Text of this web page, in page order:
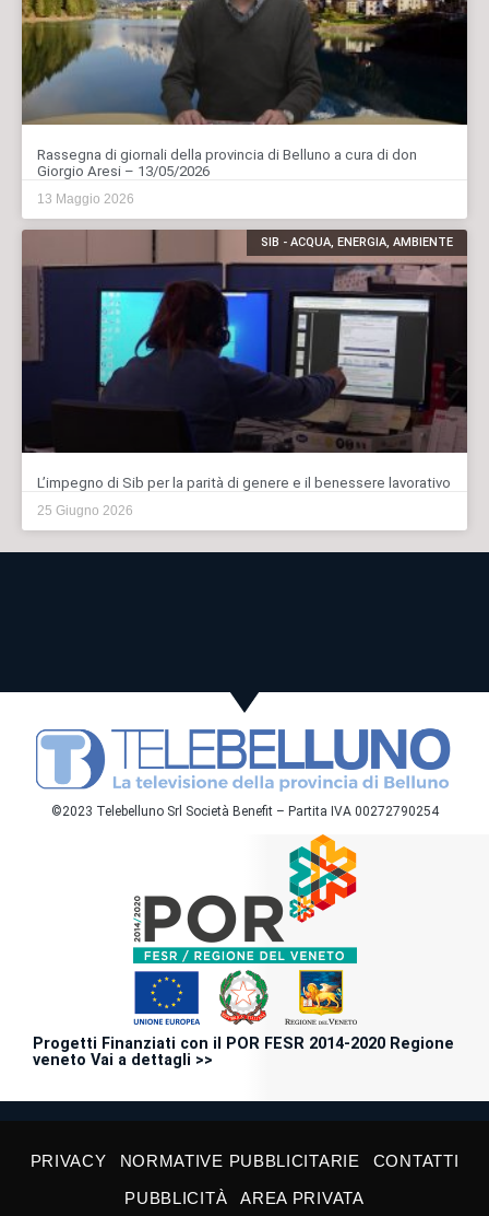
Rassegna di giornali della provincia di Belluno a cura di don
Giorgio Aresi – 13/05/2026
13 Maggio 2026
SIB - ACQUA, ENERGIA, AMBIENTE
L’impegno di Sib per la parità di genere e il benessere lavorativo
25 Giugno 2026
©2023 Telebelluno Srl Società Benefit – Partita IVA 00272790254
Progetti Finanziati con il POR FESR 2014-2020 Regione
veneto Vai a dettagli >>
PRIVACY NORMATIVE PUBBLICITARIE
CONTATTI
PUBBLICITÀ
AREA PRIVATA